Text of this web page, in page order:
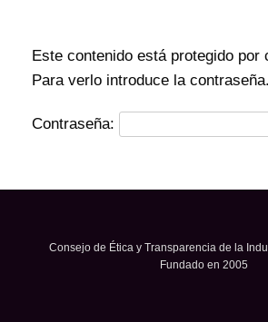
Este contenido está protegido por
Para verlo introduce la contraseña.
Contraseña:
Consejo de Ética y Transparencia de la
Fundado en 2005